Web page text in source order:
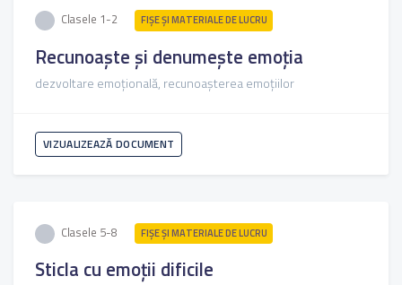
Clasele 1-2 FIŞE ŞI MATERIALE DE LUCRU
Recunoaște și denumește emoția
dezvoltare emoțională, recunoașterea emoțiilor
VIZUALIZEAZĂ DOCUMENT
Clasele 5-8 FIŞE ŞI MATERIALE DE LUCRU
Sticla cu emoții dificile